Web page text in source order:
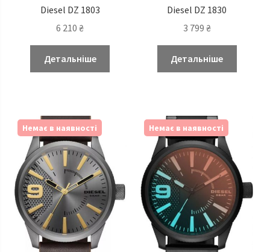
Diesel DZ 1803
6 210₴
Детальніше
Diesel DZ 1830
3 799 ₴
Детальніше
Немає в наявності Немає в наявності